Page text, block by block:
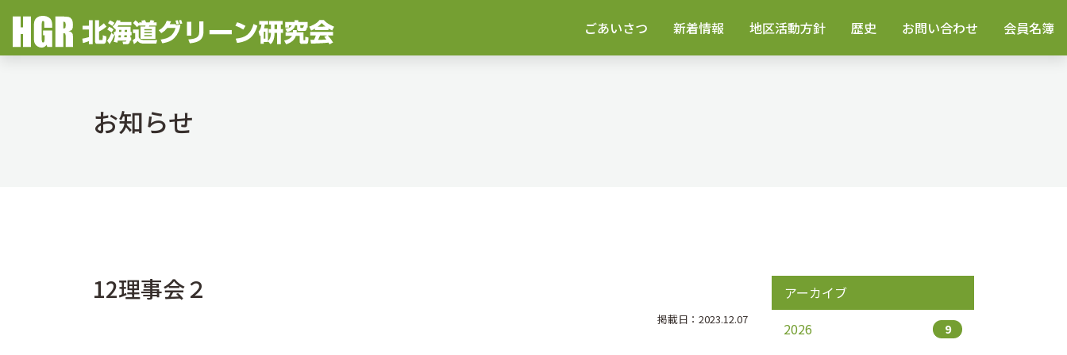
ごあいさつ 新着情報 地区活動方針 歴史 お問い合わせ 会員名簿
お知らせ
12理事会２
掲載日：2023.12.07
アーカイブ
2026
9